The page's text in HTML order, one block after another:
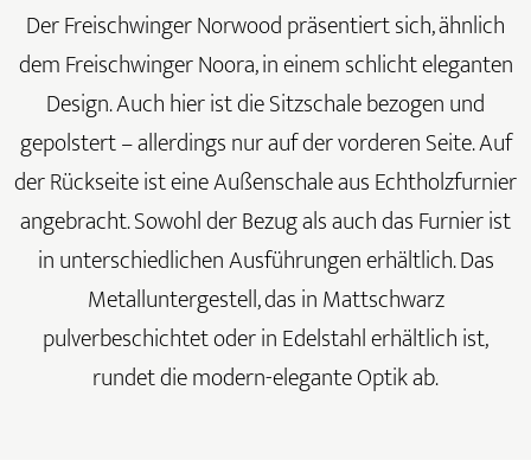
Der Freischwinger Norwood präsentiert sich, ähnlich
demFreischwinger Noora, in einem schlicht eleganten
Design. Auch hier ist die Sitzschale bezogen und
gepolstert – allerdings nur auf der vorderen Seite. Auf
der Rückseite ist eine Außenschale aus Echtholzfurnier
angebracht. Sowohl der Bezug als auch das Furnier ist
in unterschiedlichen Ausführungen erhältlich. Das
Metalluntergestell, das in Mattschwarz
pulverbeschichtet oder in Edelstahl erhältlich ist,
rundet die modern-elegante Optik ab.